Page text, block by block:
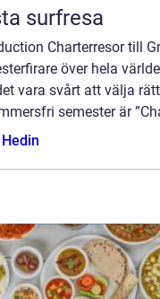
surfresa
Charterresor till
över hela
vara svårt att välja
semester är